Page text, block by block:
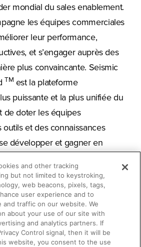
mondial du sales enablement.
les équipes commerciales
leur performance,
et s’engager auprès des
plus convaincante. Seismic
TM est la plateforme
puissante et la plus unifiée du
de doter les équipes
et des connaissances
développer et gagner en
000 organisations dans le
à Seismic. Le siège social de
San Diego ; la société possède
en Amérique du Nord, en
and other tracking
but not limited to keystroking,
web beacons, pixels, tags,
user experience and to
and traffic on our website. We
about your use of our site with
and analytics partners. If
Control signal, then it will be
website, you consent to the use